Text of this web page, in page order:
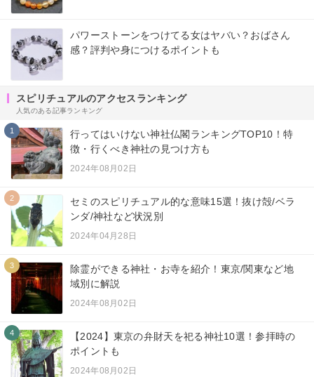
パワーストーンをつけてる女はヤバい？おばさん
感？評判や身につけるポイントも
スピリチュアルのアクセスランキング
人気のある記事ランキング
1
行ってはいけない神社仏閣ランキングTOP10！特
徴・行くべき神社の見つけ方も
2024年08月02日
2
セミのスピリチュアル的な意味15選！抜け殻/ベラ
ンダ/神社など状況別
2024年04月28日
3
除霊ができる神社・お寺を紹介！東京/関東など地
域別に解説
2024年08月02日
4
【2024】東京の弁財天を祀る神社10選！参拝時の
ポイントも
2024年08月02日